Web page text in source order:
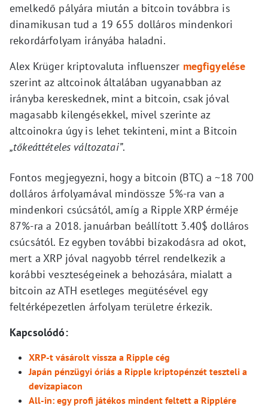
emelkedő pályára miután a bitcoin továbbra is
dinamikusan tud a 19 655 dolláros mindenkori
rekordárfolyam irányába haladni.
Alex Krüger kriptovaluta influenszer megfigyelése
szerint az altcoinok általában ugyanabban az
irányba kereskednek, mint a bitcoin, csak jóval
magasabb kilengésekkel, mivel szerinte az
altcoinokra úgy is lehet tekinteni, mint a Bitcoin
„tőkeáttételes változatai”.
Fontos megjegyezni, hogy a bitcoin (BTC) a ~18 700
dolláros árfolyamával mindössze 5%-ra van a
mindenkori csúcsától, amíg a Ripple XRP érméje
87%-ra a 2018. januárban beállított 3.40$ dolláros
csúcsától. Ez egyben további bizakodásra ad okot,
mert a XRP jóval nagyobb térrel rendelkezik a
korábbi veszteségeinek a behozására, mialatt a
bitcoin az ATH esetleges megütésével egy
feltérképezetlen árfolyam területre érkezik.
Kapcsolódó:
XRP-t vásárolt vissza a Ripple cég
Japán pénzügyi óriás a Ripple kriptopénzét teszteli a
devizapiacon
All-in: egy profi játékos mindent feltett a Ripplére